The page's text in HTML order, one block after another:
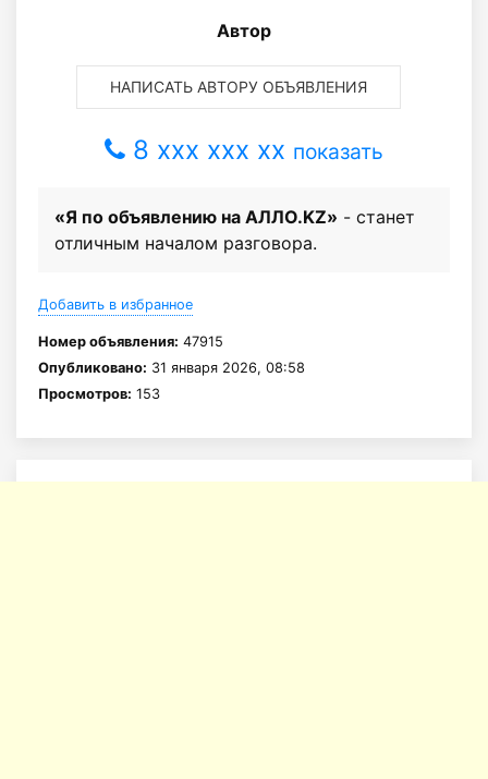
Автор
НАПИСАТЬ АВТОРУ ОБЪЯВЛЕНИЯ
8 xxx xxx xx показать
«Я по объявлению на АЛЛО.KZ» - станет
отличным началом разговора.
Добавить в избранное
Номер объявления: 47915
Опубликовано: 31 января 2026, 08:58
Просмотров: 153